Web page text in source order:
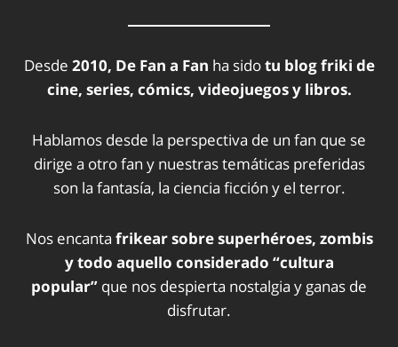
Desde 2010, De Fan a Fan ha sidotu blog friki de
cine, series, cómics, videojuegos y libros.
Hablamos desde la perspectiva de un fan que se
dirige a otro fan y nuestras temáticas preferidas
son la fantasía, la ciencia ficción y el terror.
Nos encanta frikear sobre superhéroes, zombis
y todo aquello considerado “cultura
popular” que nos despierta nostalgia y ganas de
disfrutar.